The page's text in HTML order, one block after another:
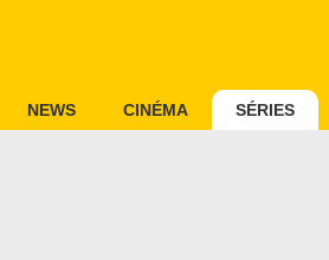
NEWS CINÉMA SÉRIES